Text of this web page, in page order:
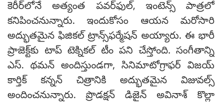
కెరీర్‌లోనే అత్యంత పవర్‌ఫుల్, ఇంటెన్స్ పాత్రలో
కనిపించనున్నారు. ఇందుకోసం ఆయన మరోసారి
అద్భుతమైన ఫిజికల్ ట్రాన్స్‌ఫర్మేషన్ అయ్యారు. ఈ భారీ
ప్రాజెక్ట్‌కు టాప్ టెక్నికల్ టీం పని చేస్తోంది. సంగీతాన్ని
ఎస్. థమన్ అందిస్తుండగా, సినిమాటోగ్రాఫర్ విజయ్
కార్తిక్ కన్నన్ చిత్రానికి అద్భుతమైన విజువల్స్
అందించనున్నారు. ప్రొడక్షన్ డిజైన్ అవినాశ్ కొల్లా